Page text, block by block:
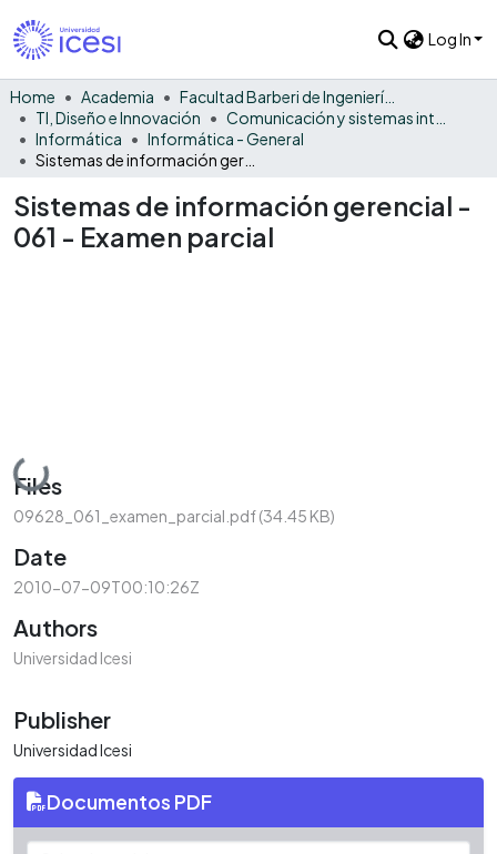
Log In
Home Academia
Facultad Barberi de Ingeniería, Diseño y Ciencias Aplicadas
TI, Diseño e Innovación
Informática
Informática - General
Sistemas de información gerencial -
061 - Examen parcial
Loading...
Files
09628_061_examen_parcial.pdf(34.45 KB)
Date
2010-07-09T00:10:26Z
Authors
Universidad Icesi
Publisher
Universidad Icesi
Documentos PDF